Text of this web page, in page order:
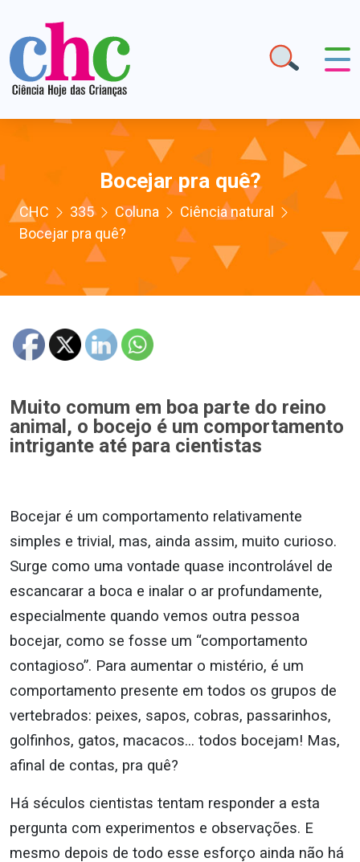
Bocejar pra quê?
CHC 335 Coluna
Ciência natural
Bocejar pra quê?
Muito comum em boa parte do reino
animal, o bocejo é um comportamento
intrigante até para cientistas
Bocejar é um comportamento relativamente
simples e trivial, mas, ainda assim, muito curioso.
Surge como uma vontade quase incontrolável de
escancarar a boca e inalar o ar profundamente,
especialmente quando vemos outra pessoa
bocejar, como se fosse um “comportamento
contagioso”. Para aumentar o mistério, é um
comportamento presente em todos os grupos de
vertebrados: peixes, sapos, cobras, passarinhos,
golfinhos, gatos, macacos… todos bocejam! Mas,
afinal de contas, pra quê?
Há séculos cientistas tentam responder a esta
pergunta com experimentos e observações. E
mesmo depois de todo esse esforço ainda não há